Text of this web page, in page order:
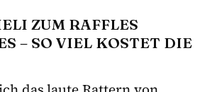
ZUM RAFFLES
– SO VIEL KOSTET DIE